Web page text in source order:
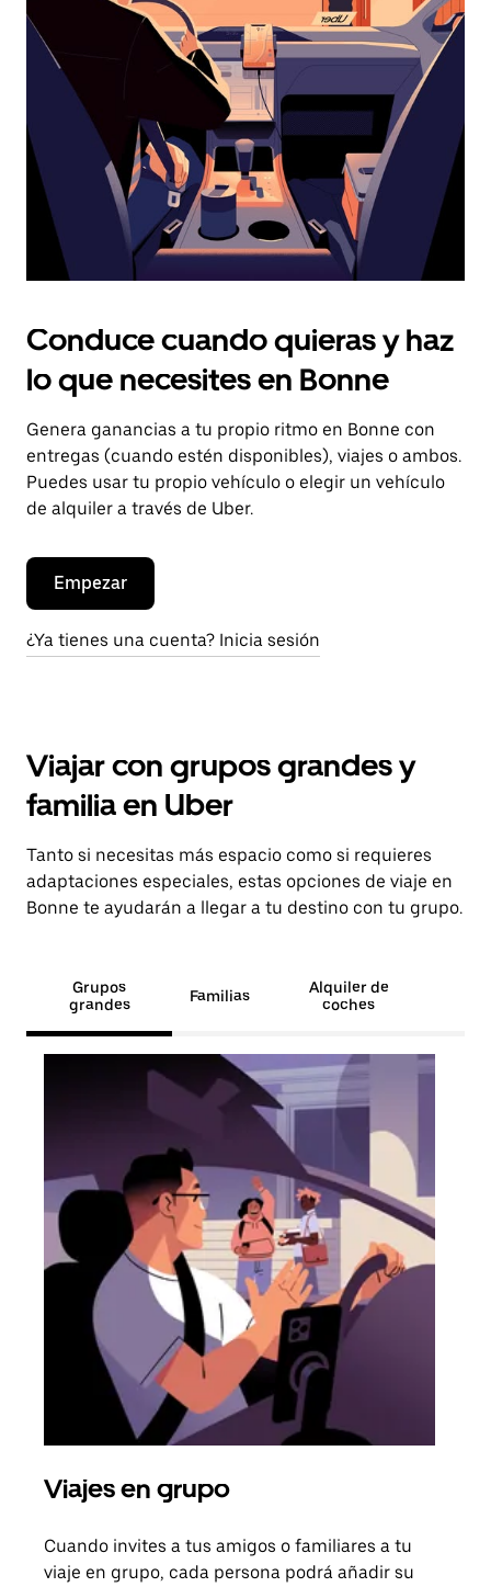
el
botón
escape
el
calendario.
Conduce cuando quieras y haz
lo que necesites en Bonne
Genera ganancias a tu propio ritmo en Bonne con
entregas (cuando estén disponibles), viajes o ambos.
Puedes usar tu propio vehículo o elegir un vehículo
de alquiler a través de Uber.
Empezar
¿Ya tienes una cuenta? Inicia sesión
Viajar con grupos grandes y
familia en Uber
Tanto si necesitas más espacio como si requieres
adaptaciones especiales, estas opciones de viaje en
Bonne te ayudarán a llegar a tu destino con tu grupo.
Grupos
grandes
Familias
Alquiler de
coches
Viajes en grupo
Cuando invites a tus amigos o familiares a tu
viaje en grupo, cada persona podrá añadir su